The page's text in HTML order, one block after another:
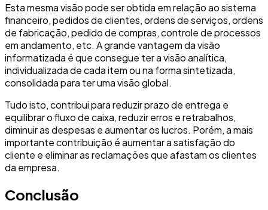
Esta mesma visão pode ser obtida em relação ao sistema
financeiro, pedidos de clientes, ordens de serviços, ordens
de fabricação, pedido de compras, controle de processos
em andamento, etc. A grande vantagem da visão
informatizada é que consegue ter a visão analítica,
individualizada de cada item ou na forma sintetizada,
consolidada para ter uma visão global.
Tudo isto, contribui para reduzir prazo de entrega e
equilibrar o fluxo de caixa, reduzir erros e retrabalhos,
diminuir as despesas e aumentar os lucros. Porém, a mais
importante contribuição é aumentar a satisfação do
cliente e eliminar as reclamações que afastam os clientes
da empresa.
Conclusão